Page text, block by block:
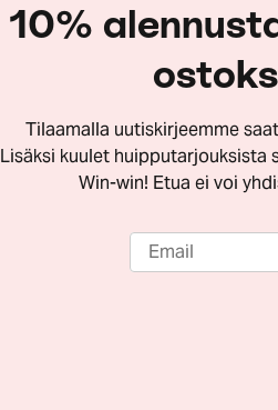
10%
Tilaamalla uutiskirjeemme
Lisäksi kuulet huipputarjouksista
Win-win! Etua ei voi